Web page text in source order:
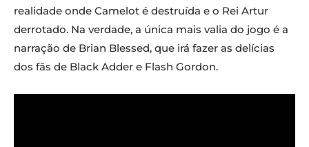
realidade onde Camelot é destruída e o Rei Artur
derrotado. Na verdade, a única mais valia do jogo é a
narração de Brian Blessed, que irá fazer as delícias
dos fãs de Black Adder e Flash Gordon.